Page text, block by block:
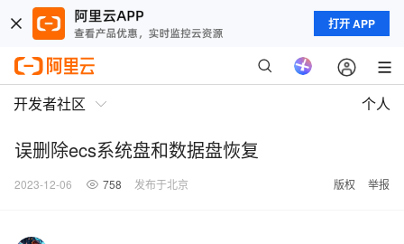
打开 APP
开发者社区 个人
误删除ecs系统盘和数据盘恢复
2023-12-06 758 发布于北京 版权 举报